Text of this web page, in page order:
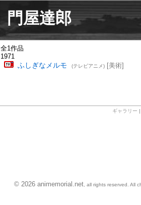
門屋達郎
全1作品
1971
ふしぎなメルモ (テレビアニメ)[美術]
ギャラリー
© 2026 animemorial.net , all rights reserved. All